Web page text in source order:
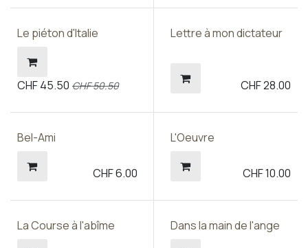
Le piéton d'Italie
CHF45.50 CHF50.50
Lettre à mon dictateur
CHF28.00
Bel-Ami
CHF6.00
L'Oeuvre
CHF10.00
La Course à l'abîme Dans la main de l'ange